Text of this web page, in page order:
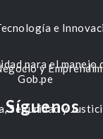
e
y
Seguridad y
para el manejo
Gob.pe
Síguenos